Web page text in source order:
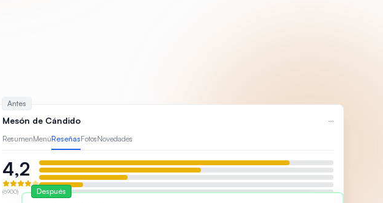
Antes
Mesón de Cándido ···
ResumenMenúReseñasFotosNovedades
4,2
(6900) Después